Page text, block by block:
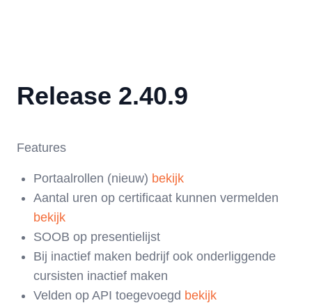
Release 2.40.9
Features
Portaalrollen (nieuw) bekijk
Aantal uren op certificaat kunnen vermelden
bekijk
SOOB op presentielijst
Bij inactief maken bedrijf ook onderliggende
cursisten inactief maken
Velden op API toegevoegd bekijk